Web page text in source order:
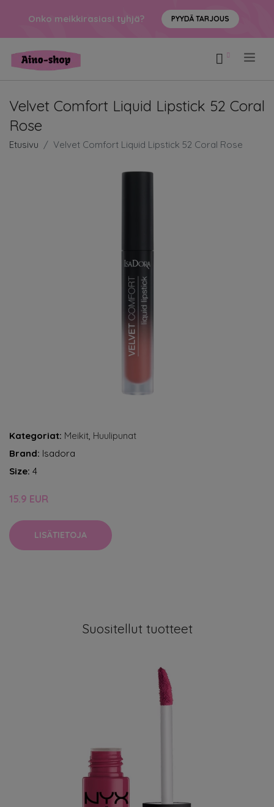
Onko meikkirasiasi tyhjä? PYYDÄ TARJOUS
Velvet Comfort Liquid Lipstick 52 Coral
Rose
Etusivu Velvet Comfort Liquid Lipstick 52 Coral Rose
Kategoriat: Meikit, Huulipunat
Brand: Isadora
Size: 4
15.9 EUR
LISÄTIETOJA
Suositellut tuotteet